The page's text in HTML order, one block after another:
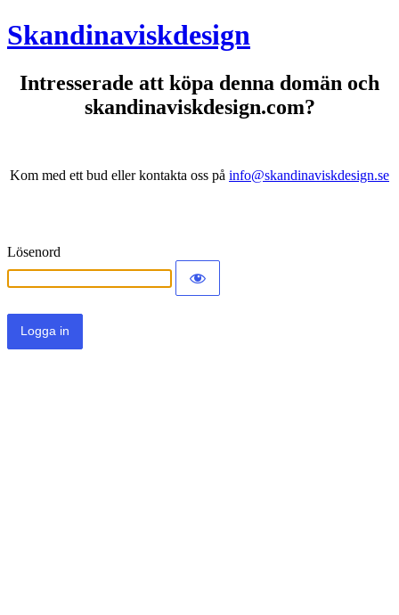
Skandinaviskdesign
Intresserade att köpa denna domän och
skandinaviskdesign.com?
Kom med ett bud eller kontakta oss på info@skandinaviskdesign.se
Lösenord